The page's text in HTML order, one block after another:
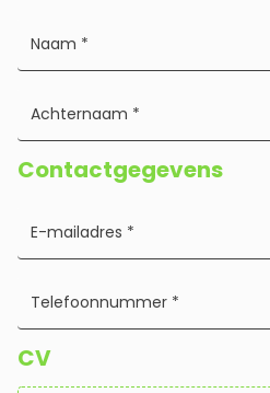
Contactgegevens
CV